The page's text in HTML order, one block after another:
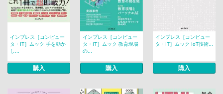
インプレス［コンピュー
タ・IT］ムック 手を動か
し...
購入
インプレス［コンピュー
タ・IT］ムック 教育現場
の...
購入
インプレス［コンピュー
タ・IT］ムック IoT技術...
購入